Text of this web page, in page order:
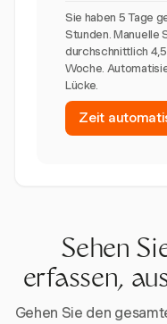
Sie haben 5 Tage
Stunden. Manuelle
durchschnittlich
Woche.
Lücke.
Zeit
Sehen
erfassen,
Gehen Sie den